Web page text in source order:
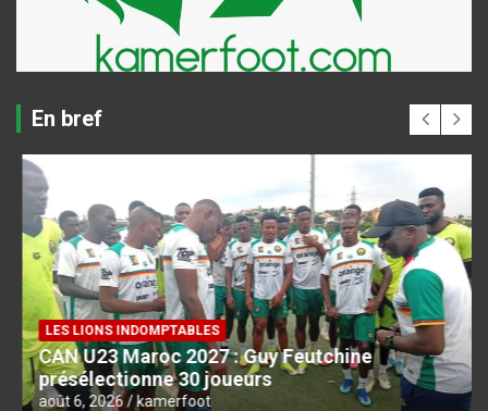
En bref
LES LIONS INDOMPTABLES
CAN U23 Maroc 2027 : Guy Feutchine
présélectionne 30 joueurs
août 6, 2026 kamerfoot